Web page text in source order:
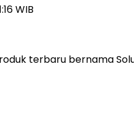
WIB
terbaru bernama